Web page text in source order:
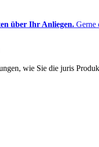
über Ihr Anliegen. Gerne
wie Sie die juris